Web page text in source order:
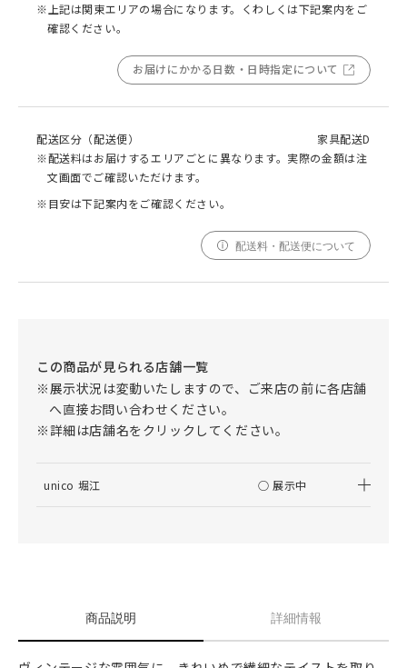
商品説明 詳細情報
※上記は関東エリアの場合になります。くわしくは下記案内をご
確認ください。
お届けにかかる日数・日時指定について
配送区分（配送便）
家具配送D
※配送料はお届けするエリアごとに異なります。実際の金額は注
文画面でご確認いただけます。
※目安は下記案内をご確認ください。
配送料・配送便について
この商品が見られる店舗一覧
※展示状況は変動いたしますので、ご来店の前に各店舗
へ直接お問い合わせください。
※詳細は店舗名をクリックしてください。
unico 堀江 ○ 展示中